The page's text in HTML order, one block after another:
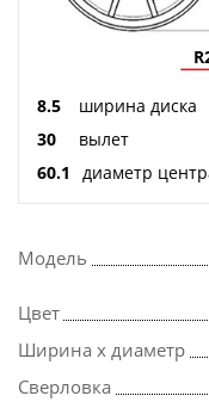
8.5 ширина диска
30
вылет
60.1
диаметр
Модель
Цвет
Ширина х диаметр
Сверловка